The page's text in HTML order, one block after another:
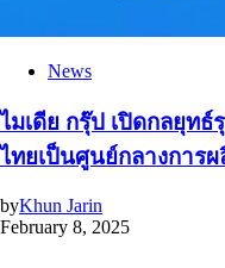
News
ไมเดีย กรุ๊ป เปิดกลยุท
ไทยเป็นศูนย์กลางการ
byKhun Jarin
February 8, 2025